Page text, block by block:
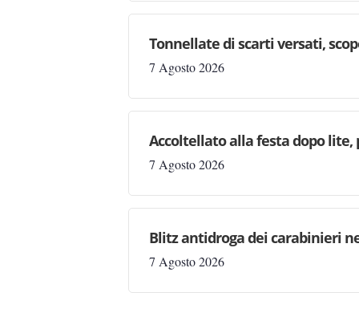
Tonnellate di scarti versati,
7 Agosto 2026
Accoltellato alla festa dopo lite,
7 Agosto 2026
Blitz antidroga dei carabinieri
7 Agosto 2026